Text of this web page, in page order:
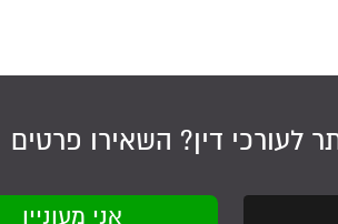
לעורכי דין? השאירו פרטים